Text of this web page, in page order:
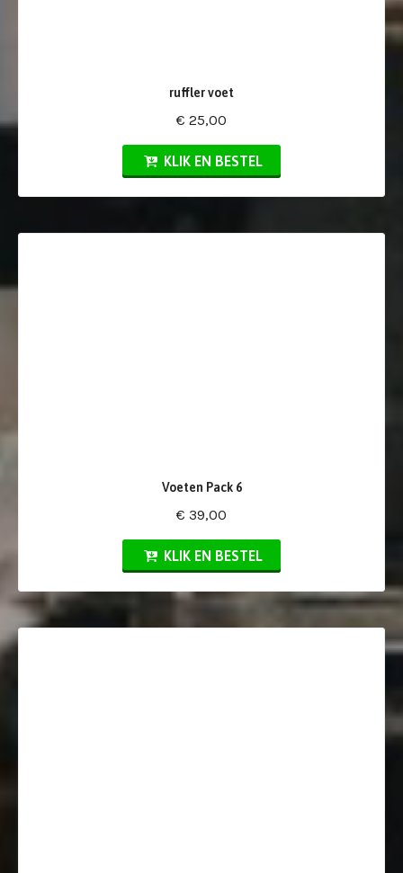
ruffler voet
€ 25,00
KLIK EN BESTEL
Voeten Pack 6
€ 39,00
KLIK EN BESTEL